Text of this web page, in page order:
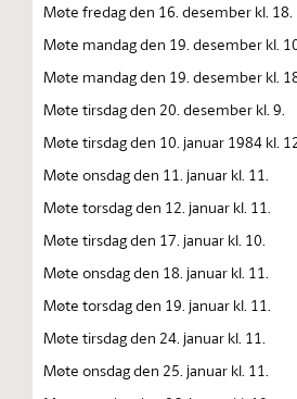
Møte fredag den 16. desember kl. 18.
Møte mandag den 19. desember kl.
Møte mandag den 19. desember kl.
Møte tirsdag den 20. desember kl. 9.
Møte tirsdag den 10. januar 1984 kl.
Møte onsdag den 11. januar kl. 11.
Møte torsdag den 12. januar kl. 11.
Møte tirsdag den 17. januar kl. 10.
Møte onsdag den 18. januar kl. 11.
Møte torsdag den 19. januar kl. 11.
Møte tirsdag den 24. januar kl. 11.
Møte onsdag den 25. januar kl. 11.